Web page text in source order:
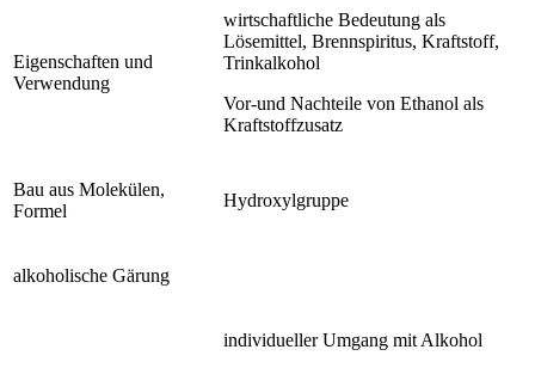
Eigenschaften und
Verwendung
wirtschaftliche Bedeutung als
Lösemittel, Brennspiritus, Kraftstoff,
Trinkalkohol
Vor-und Nachteile von Ethanol als
Kraftstoffzusatz
Bau aus Molekülen,
Formel
Hydroxylgruppe
alkoholische Gärung
individueller Umgang mit Alkohol